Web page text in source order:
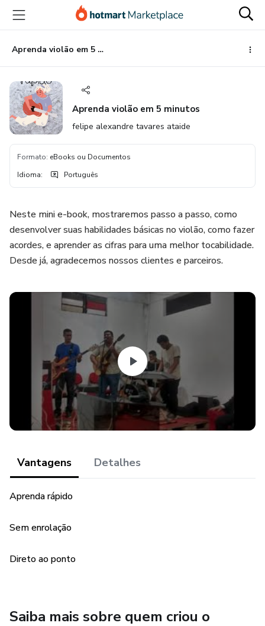
para
conteúdo
principal
para
pagamento
para
rodapé
Aprenda violão em 5 minutos
Aprenda violão em 5 minutos
felipe alexandre tavares ataide
Formato: eBooks ou Documentos
Idioma: Português
Neste mini e-book, mostraremos passo a passo, como
desenvolver suas habilidades básicas no violão, como fazer
acordes, e aprender as cifras para uma melhor tocabilidade.
Desde já, agradecemos nossos clientes e parceiros.
Vantagens Detalhes
Aprenda rápido
Sem enrolação
Direto ao ponto
Saiba mais sobre quem criou o